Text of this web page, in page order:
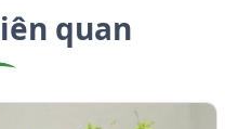
quan